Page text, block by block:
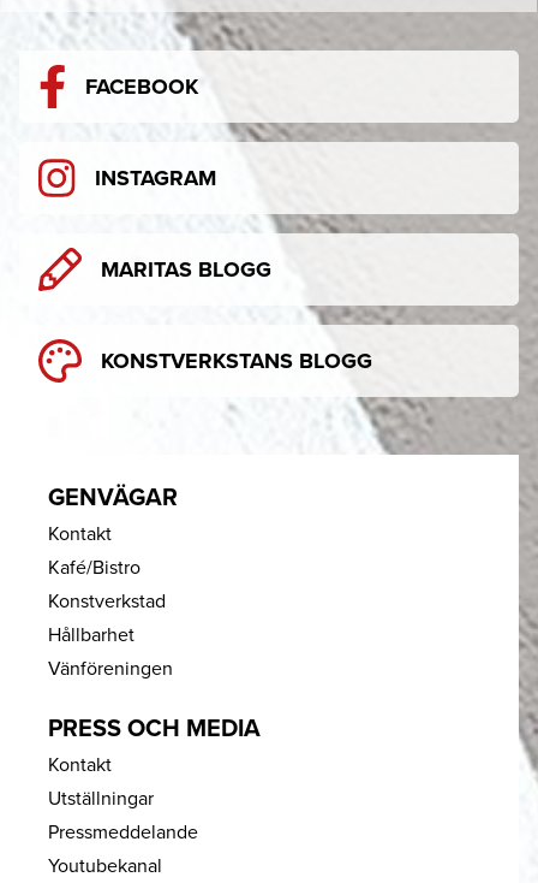
FACEBOOK
INSTAGRAM
MARITAS BLOGG
KONSTVERKSTANS BLOGG
GENVÄGAR
Kontakt
Kafé/Bistro
Konstverkstad
Hållbarhet
Vänföreningen
PRESS OCH MEDIA
Kontakt
Utställningar
Pressmeddelande
Youtubekanal